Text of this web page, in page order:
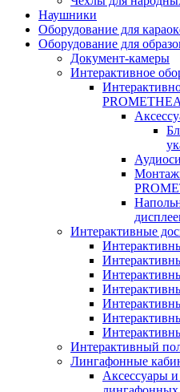
Наушники
Оборудование для
Оборудование для
Документ-камеры
Интерактивное
Интерактивные
Интерактивный
Лингафонные
Аксессуары